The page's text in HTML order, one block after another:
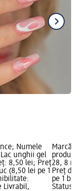
Numele
unghii gel
8,50 lei; Preț
(8,50 lei pe 1
Livrabil,
Marcă:
28, 8
Preț de
pe 1
Status